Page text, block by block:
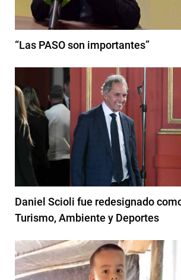
“Las PASO son importantes”
Daniel Scioli fue redesignado
Turismo, Ambiente y Deportes